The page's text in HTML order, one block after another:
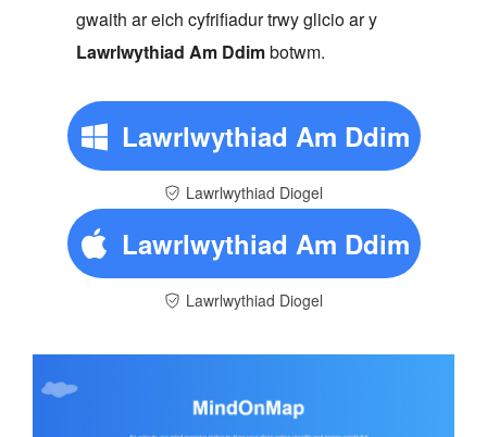
gwaith ar eich cyfrifiadur trwy glicio ar y
Lawrlwythiad Am Ddimbotwm.
Lawrlwythiad Am Ddim
Lawrlwythiad Diogel
Lawrlwythiad Am Ddim
Lawrlwythiad Diogel